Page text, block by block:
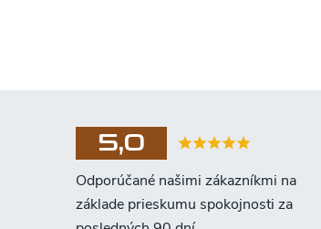
5,0